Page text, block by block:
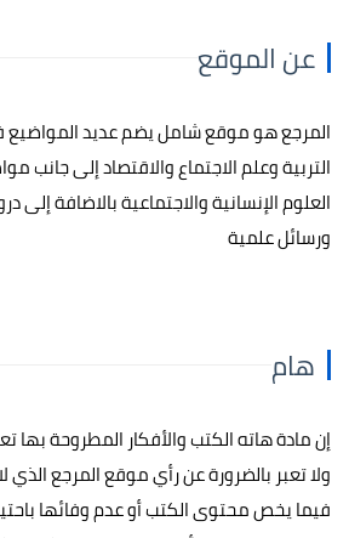
عن الموقع
المرجع هو موقع شامل يضم عديد
التربية وعلم الاجتماع والاقتصاد إلى
العلوم الإنسانية والاجتماعية بالاضافة
ورسائل علمية
هام
إن مادة هاته الكتب والأفكار المطروحة بها
ولا تعبر بالضرورة عن رأي موقع المرجع
فيما يخص محتوى الكتب أو عدم وفائها